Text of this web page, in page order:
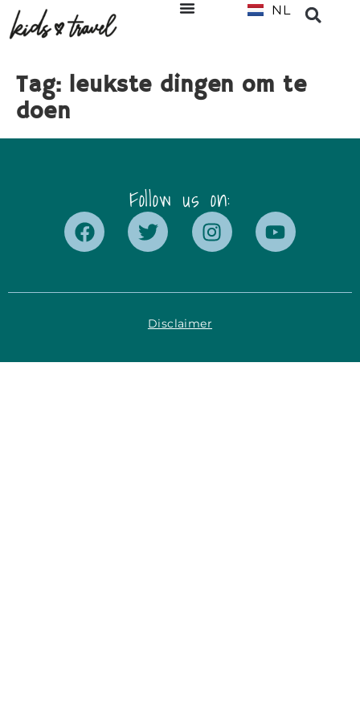
NL
EN
Tag: leukste dingen om te
doen
Follow us on:
Disclaimer